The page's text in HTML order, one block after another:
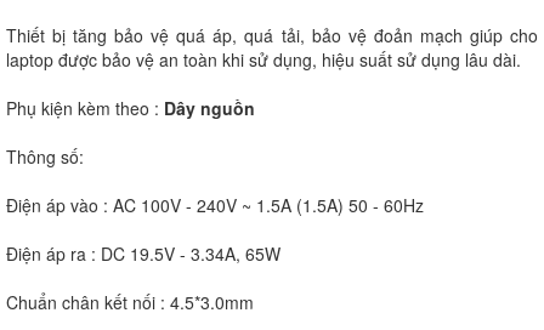
Thiết bị tăng bảo vệ quá áp, quá tải, bảo vệ đoản mạch giúp cho
laptop được bảo vệ an toàn khi sử dụng, hiệu suất sử dụng lâu dài.
Phụ kiện kèm theo : Dây nguồn
Thông số:
Điện áp vào : AC 100V - 240V ~ 1.5A (1.5A) 50 - 60Hz
Điện áp ra : DC 19.5V - 3.34A, 65W
Chuẩn chân kết nối : 4.5*3.0mm